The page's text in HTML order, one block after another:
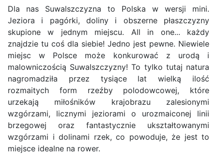
Dla nas Suwalszczyzna to Polska w wersji mini.
Jeziora i pagórki, doliny i obszerne płaszczyzny
skupione w jednym miejscu. All in one... każdy
znajdzie tu coś dla siebie! Jedno jest pewne. Niewiele
miejsc w Polsce może konkurować z urodą i
malowniczością Suwalszczyzny! To tylko tutaj natura
nagromadziła przez tysiące lat wielką ilość
rozmaitych form rzeźby polodowcowej, które
urzekają miłośników krajobrazu zalesionymi
wzgórzami, licznymi jeziorami o urozmaiconej linii
brzegowej oraz fantastycznie ukształtowanymi
wzgórzami i dolinami rzek, co powoduje, że jest to
miejsce idealne na rower.